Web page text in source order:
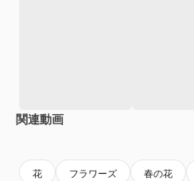
関連動画
花 フラワーズ 春の花